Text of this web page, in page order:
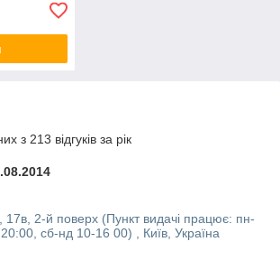
з 213 відгуків за рік
17в, 2-й поверх (Пункт видачі працює: пн-
сб-нд 10-16 00) , Київ, Україна